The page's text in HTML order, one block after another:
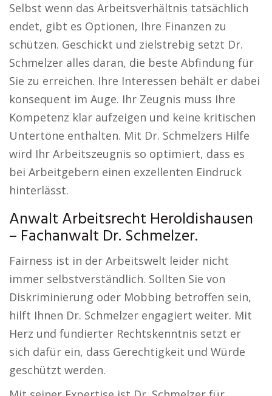
Selbst wenn das Arbeitsverhältnis tatsächlich
endet, gibt es Optionen, Ihre Finanzen zu
schützen. Geschickt und zielstrebig setzt Dr.
Schmelzer alles daran, die beste Abfindung für
Sie zu erreichen. Ihre Interessen behält er dabei
konsequent im Auge. Ihr Zeugnis muss Ihre
Kompetenz klar aufzeigen und keine kritischen
Untertöne enthalten. Mit Dr. Schmelzers Hilfe
wird Ihr Arbeitszeugnis so optimiert, dass es
bei Arbeitgebern einen exzellenten Eindruck
hinterlässt.
Anwalt Arbeitsrecht Heroldishausen
– Fachanwalt Dr. Schmelzer.
Fairness ist in der Arbeitswelt leider nicht
immer selbstverständlich. Sollten Sie von
Diskriminierung oder Mobbing betroffen sein,
hilft Ihnen Dr. Schmelzer engagiert weiter. Mit
Herz und fundierter Rechtskenntnis setzt er
sich dafür ein, dass Gerechtigkeit und Würde
geschützt werden.